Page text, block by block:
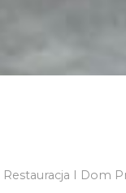
Restauracja I Dom